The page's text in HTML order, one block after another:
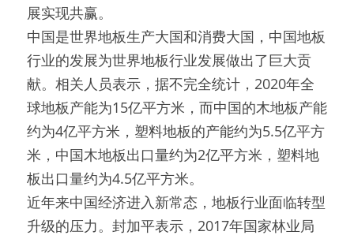
展实现共赢。
中国是世界地板生产大国和消费大国，中国地板
行业的发展为世界地板行业发展做出了巨大贡
献。相关人员表示，据不完全统计，2020年全
球地板产能为15亿平方米，而中国的木地板产能
约为4亿平方米，塑料地板的产能约为5.5亿平方
米，中国木地板出口量约为2亿平方米，塑料地
板出口量约为4.5亿平方米。
近年来中国经济进入新常态，地板行业面临转型
升级的压力。封加平表示，2017年国家林业局